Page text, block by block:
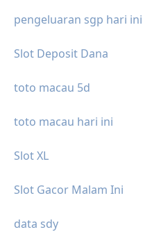
pengeluaran sgp hari ini
Slot Deposit Dana
toto macau 5d
toto macau hari ini
Slot XL
Slot Gacor Malam Ini
data sdy